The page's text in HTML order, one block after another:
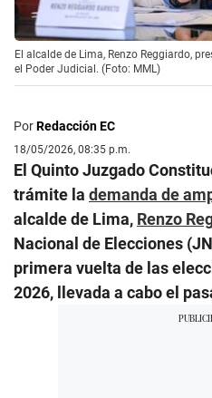
El alcalde de Lima, Renzo Reggiardo,
el Poder Judicial. (Foto: MML)
PorRedacción EC
18/05/2026, 08:35 p.m.
El Quinto Juzgado
trámite la demanda de
alcalde de Lima, Renzo
Nacional de Elecciones
primera vuelta de las
2026, llevada a cabo el